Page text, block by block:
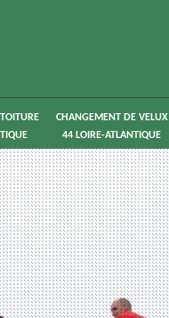
CHANGEMENT DE VELUX
44 LOIRE-ATLANTIQUE